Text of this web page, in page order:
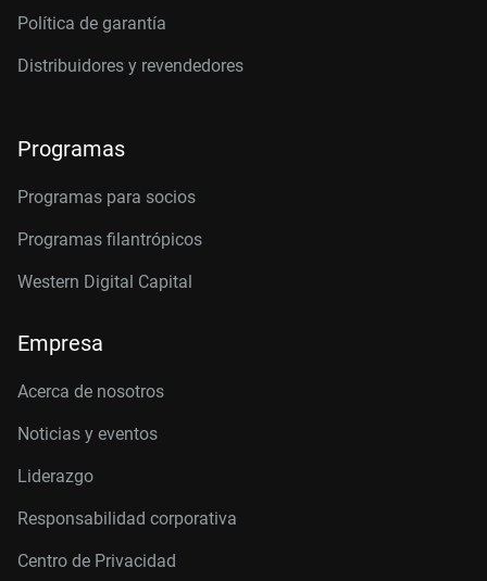
Política de garantía
Distribuidores y revendedores
Programas
Programas para socios
Programas filantrópicos
Western Digital Capital
Empresa
Acerca de nosotros
Noticias y eventos
Liderazgo
Responsabilidad corporativa
Centro de Privacidad